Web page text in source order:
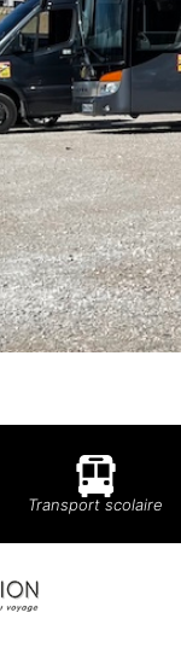
Transport scolaire